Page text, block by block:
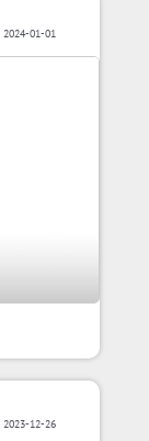
2024-01-01
2023-12-26